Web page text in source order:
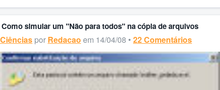
Como simular um "Não para todos" na cópia de arquivos
Ciências por Redacao em 14/04/08 • 22 Comentários